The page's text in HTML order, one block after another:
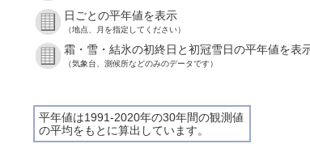
日ごとの平年値を表示
（地点、月を指定してください）
霜・雪・結氷の初終日と初冠雪日の平年値を表
（気象台、測候所などのみのデータです）
平年値は1991-2020年の30年間の観測値
の平均をもとに算出しています。